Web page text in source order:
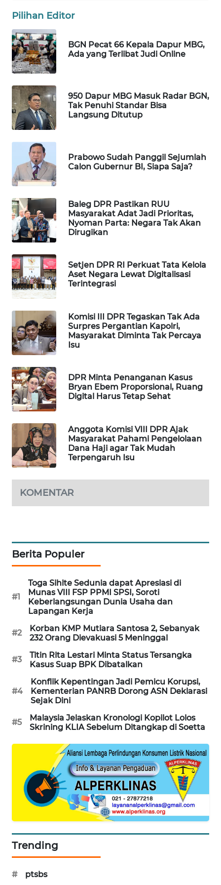
Pilihan Editor
BGN Pecat 66 Kepala Dapur MBG,
Ada yang Terlibat Judi Online
950 Dapur MBG Masuk Radar BGN,
Tak Penuhi Standar Bisa
Langsung Ditutup
Prabowo Sudah Panggil Sejumlah
Calon Gubernur BI, Siapa Saja?
Baleg DPR Pastikan RUU
Masyarakat Adat Jadi Prioritas,
Nyoman Parta: Negara Tak Akan
Dirugikan
Setjen DPR RI Perkuat Tata Kelola
Aset Negara Lewat Digitalisasi
Terintegrasi
Komisi III DPR Tegaskan Tak Ada
Surpres Pergantian Kapolri,
Masyarakat Diminta Tak Percaya
Isu
DPR Minta Penanganan Kasus
Bryan Ebem Proporsional, Ruang
Digital Harus Tetap Sehat
Anggota Komisi VIII DPR Ajak
Masyarakat Pahami Pengelolaan
Dana Haji agar Tak Mudah
Terpengaruh Isu
KOMENTAR
Berita Populer
#1
Toga Sihite Sedunia dapat Apresiasi di
Munas VIII FSP PPMI SPSI, Soroti
Keberlangsungan Dunia Usaha dan
Lapangan Kerja
#2
Korban KMP Mutiara Santosa 2, Sebanyak
232 Orang Dievakuasi 5 Meninggal
#3
Titin Rita Lestari Minta Status Tersangka
Kasus Suap BPK Dibatalkan
#4
Konflik Kepentingan Jadi Pemicu Korupsi,
Kementerian PANRB Dorong ASN Deklarasi
Sejak Dini
#5
Malaysia Jelaskan Kronologi Kopilot Lolos
Skrining KLIA Sebelum Ditangkap di Soetta
Trending
#
ptsbs
MAWAKA
ID
MARTABAT
NET
PLN
WATCH
MKLI
LPKKI
LKKI
KOPEKLIN
PORTAL
KONSUMEN
FORWAMKI
ALPERKLINAS
FORJASIDA
TAMBANG
NEWS
SITUNGIR
NEWS
NEWS
SIBARAGAS
NEWS
METRO
MEDAN
NEWS
METRO
JAKARTA
NEWS
KRT
NEWS
KARING
NEWS
JURNAL
MARITIM
HUMBANG
GARONGGANG
NEWS